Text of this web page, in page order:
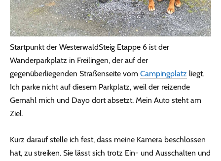
Startpunkt der WesterwaldSteig Etappe 6 ist der
Wanderparkplatz in Freilingen, der auf der
gegenüberliegenden Straßenseite vom Campingplatz liegt.
Ich parke nicht auf diesem Parkplatz, weil der reizende
Gemahl mich und Dayo dort absetzt. Mein Auto steht am
Ziel.
Kurz darauf stelle ich fest, dass meine Kamera beschlossen
hat, zu streiken. Sie lässt sich trotz Ein- und Ausschalten und